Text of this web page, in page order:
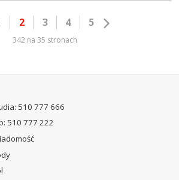
2 3 4 5
342 na 35 stronach
510 777 666
510 777 222